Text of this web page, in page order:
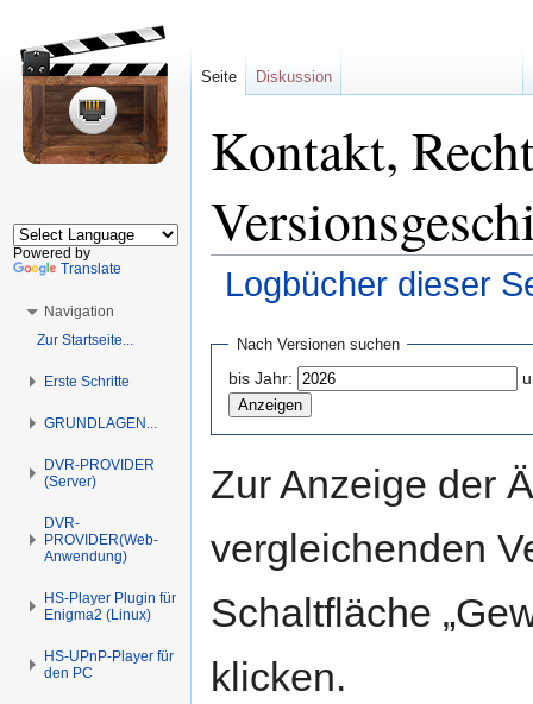
Kontakt,
Logbücher dieser
springen
springen
Nach Versionen suchen
bis Jahr:
Zur Anzeige der
vergleichenden
Schaltfläche
klicken.
Seite Diskussion
Powered by
Translate
Navigation
Zur Startseite...
Erste Schritte
GRUNDLAGEN...
DVR-PROVIDER
(Server)
DVR-
PROVIDER(Web-
Anwendung)
HS-Player Plugin für
Enigma2 (Linux)
HS-UPnP-Player für
den PC